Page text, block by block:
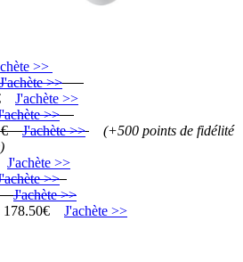
>>
J'achète >>
J'achète >>
>>
€J'achète >>
(+500 points de fidélité
J'achète >>
>>
€J'achète >>
178.50€ J'achète >>